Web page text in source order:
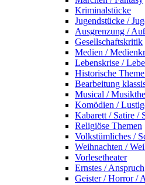
Kriminalstücke
Jugendstücke /
Ausgrenzung /
Gesellschaftskritik
Medien /
Lebenskrise /
Historische
Bearbeitung
Musical /
Komödien /
Kabarett / Satire /
Religiöse Themen
Volkstümliches /
Weihnachten /
Vorlesetheater
Ernstes / Anspruch
Geister / Horror /